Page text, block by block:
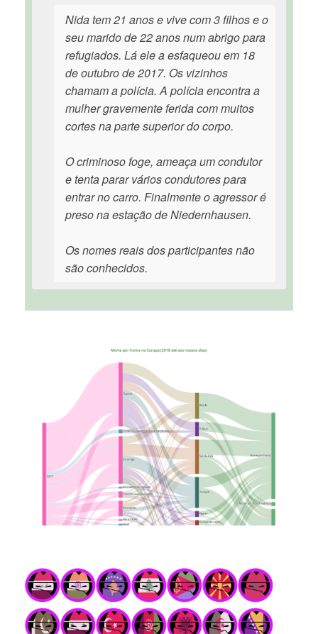
Nida tem 21 anos e vive com 3 filhos e o
seu marido de 22 anos num abrigo para
refugiados. Lá ele a esfaqueou em 18
de outubro de 2017. Os vizinhos
chamam a polícia. A polícia encontra a
mulher gravemente ferida com muitos
cortes na parte superior do corpo.
O criminoso foge, ameaça um condutor
e tenta parar vários condutores para
entrar no carro. Finalmente o agressor é
preso na estação de Niedernhausen.
Os nomes reais dos participantes não
são conhecidos.